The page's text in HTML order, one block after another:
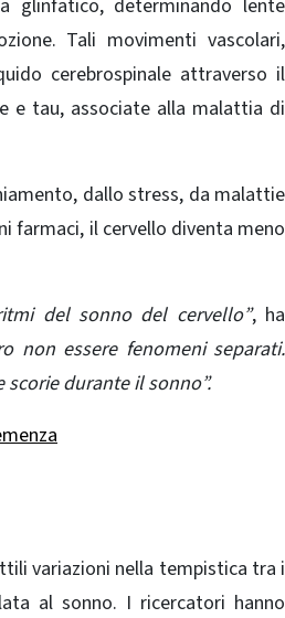
glinfatico,determinando lente
Tali movimenti vascolari,
cerebrospinale attraverso il
e tau, associate alla malattia di
dallo stress, da malattie
farmaci, il cervello diventa meno
del sonno del cervello”, ha
non essere fenomeni separati.
durante il sonno”.
variazioni nella tempistica tra i
al sonno. I ricercatori hanno